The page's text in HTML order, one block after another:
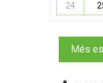
24
Més